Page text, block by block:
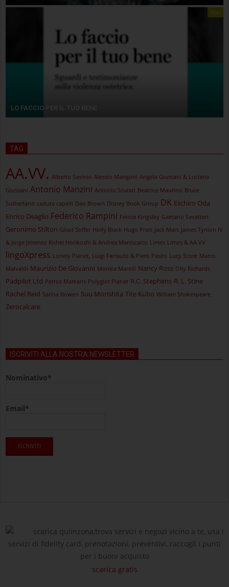
libri
LO FACCIO PER IL TUO BENE
TAG
AA.VV. Alberto Savinio Alessio Mangoni Angela Giussani & Luciana
Giussani Antonio Manzini Antonio Scurati Beatrice Mautino Bruce
Sutherland caduta capelli Dan Brown Disney Book Group DK Eiichiro Oda
Enrico Deaglio Federico Rampini Felicia Kingsley Gaetano Savatteri
Geronimo Stilton Gilad Soffer Holly Black Hugo Pratt Jack Mars James Tynion IV
& Jorge Jimenez Kohei Horikoshi & Andrea Maniscalco Limes Limes & AA.VV.
lingoXpress Lonely Planet, Luigi Farrauto & Piero Pasini Lucy Score Marco
Malvaldi Maurizio De Giovanni Monica Marelli Nancy Ross Olly Richards
Padpilot Ltd Petros Markaris Polyglot Planet R.C. Stephens R. L. Stine
Rachel Reid Sarina Bowen Suu Morishita Tite Kubo William Shakespeare
Zerocalcare
ISCRIVITI ALLA NOSTRA NEWSLETTER
Nominativo*
Email*
scarica quiinzona,trova servizi e negozi vicino a te, usa i
servizi di fidelity card, prenotazioni, preventivi, raccogli i punti
per i buoni acquisto
scarica gratis